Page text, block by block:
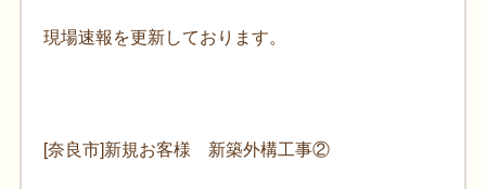
現場速報を更新しております。
[奈良市]新規お客様 新築外構工事②